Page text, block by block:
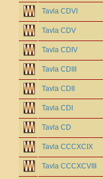
Tavla CDVI
Tavla CDV
Tavla CDIV
Tavla CDIII
Tavla CDII
Tavla CDI
Tavla CD
Tavla CCCXCIX
Tavla CCCXCVIII